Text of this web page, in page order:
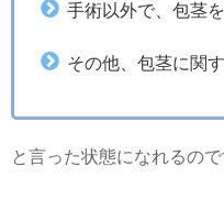
手術以外で、包茎
その他、包茎に関
と言った状態になれるので